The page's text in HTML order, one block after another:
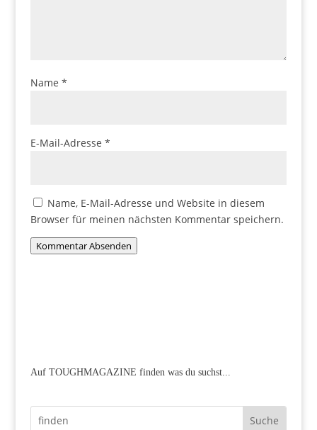
Name *
E-Mail-Adresse *
Name, E-Mail-Adresse und Website in diesem
Browser für meinen nächsten Kommentar speichern.
Kommentar Absenden
Auf TOUGHMAGAZINE finden was du suchst...